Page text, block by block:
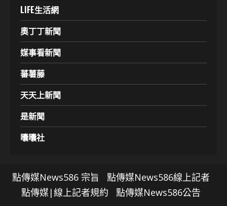
LIFE生活網
奧丁丁新聞
媒事看新聞
蕃薯藤
天天上新聞
是新聞
囔囔社
點傳媒News586 宗旨
點傳媒News586線上記者
點傳媒|線上記者規約
點傳媒News586公告